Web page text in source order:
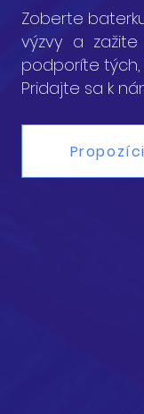
Zoberte
výzvy a
podporíte
Pridajte sa k